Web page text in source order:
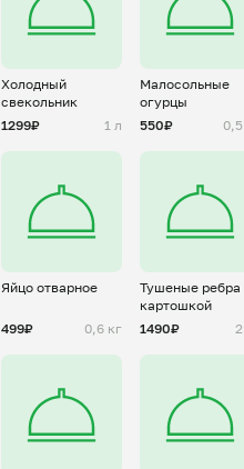
Холодный
свекольник
1299₽
1 л
Малосольные
огурцы
550₽
Яйцо отварное
499₽ 0,6 кг
Тушеные ребра
картошкой
1490₽